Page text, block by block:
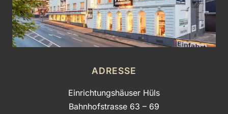
ADRESSE
Einrichtungshäuser Hüls
Bahnhofstrasse 63 – 69